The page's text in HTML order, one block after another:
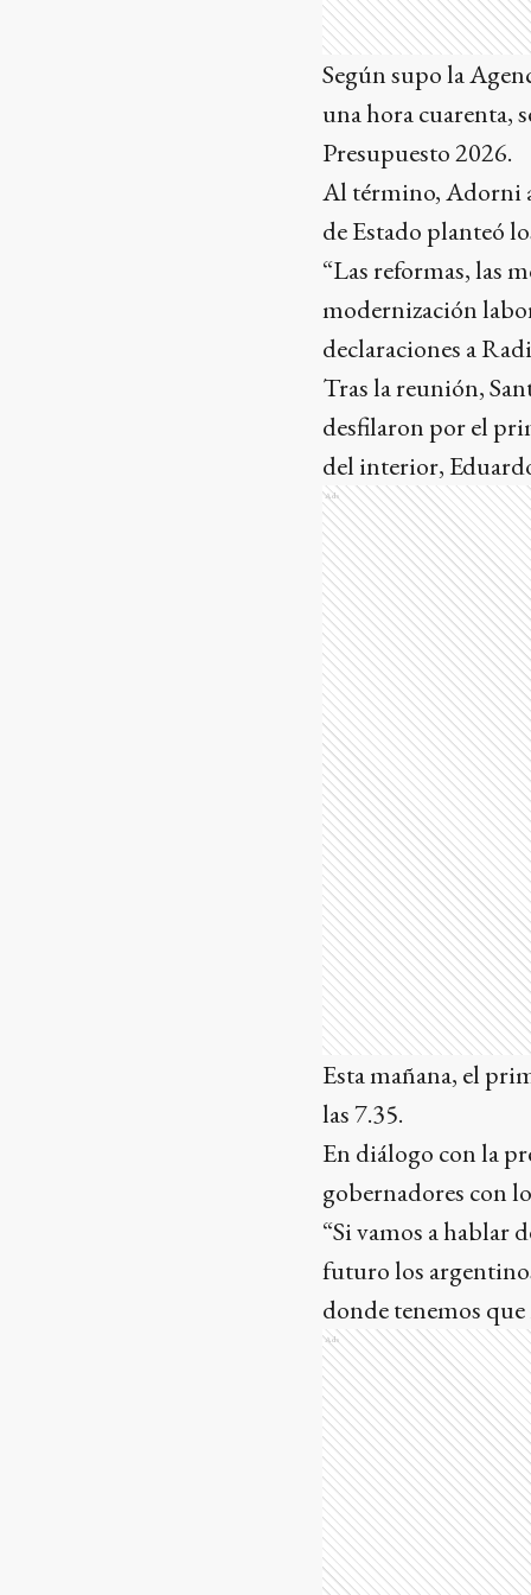
Según supo la
una hora cuarenta,
Presupuesto 2026.
Al término, Adorni
de Estado planteó
“Las reformas, las
modernización
declaraciones a
Tras la reunión,
desfilaron por el
del interior,
Ads
Esta mañana, el
las 7.35.
En diálogo con la
gobernadores con
“Si vamos a hablar
futuro los
donde tenemos
Ads